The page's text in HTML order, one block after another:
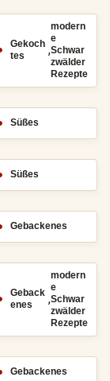
Gekoch
tes
,
modern
e
Schwar
zwälder
Rezepte
Süßes
Süßes
Gebackenes
Geback
enes
,
modern
e
Schwar
zwälder
Rezepte
Gebackenes